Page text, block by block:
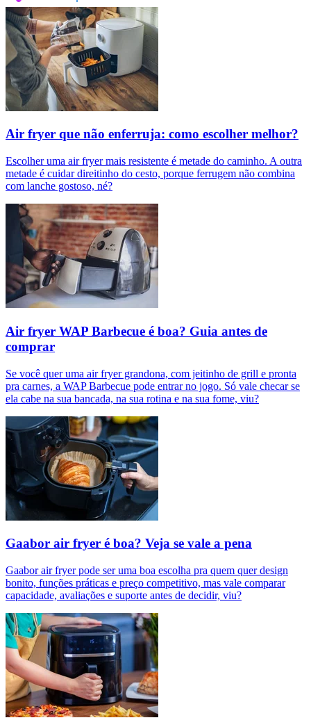
Air fryer que não enferruja: como escolher melhor?
Escolher uma air fryer mais resistente é metade do caminho. A outra
metade é cuidar direitinho do cesto, porque ferrugem não combina
com lanche gostoso, né?
Air fryer WAP Barbecue é boa? Guia antes de
comprar
Se você quer uma air fryer grandona, com jeitinho de grill e pronta
pra carnes, a WAP Barbecue pode entrar no jogo. Só vale checar se
ela cabe na sua bancada, na sua rotina e na sua fome, viu?
Gaabor air fryer é boa? Veja se vale a pena
Gaabor air fryer pode ser uma boa escolha pra quem quer design
bonito, funções práticas e preço competitivo, mas vale comparar
capacidade, avaliações e suporte antes de decidir, viu?